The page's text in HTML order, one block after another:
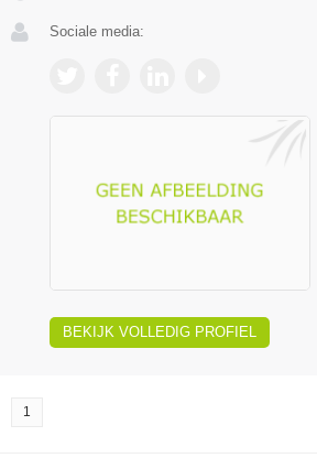
Sociale media:
BEKIJK VOLLEDIG PROFIEL
1